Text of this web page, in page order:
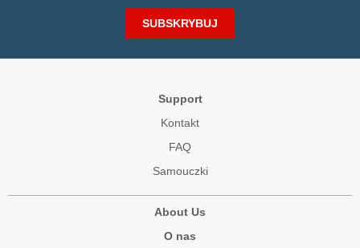
SUBSKRYBUJ
Support
Kontakt
FAQ
Samouczki
About Us
O nas